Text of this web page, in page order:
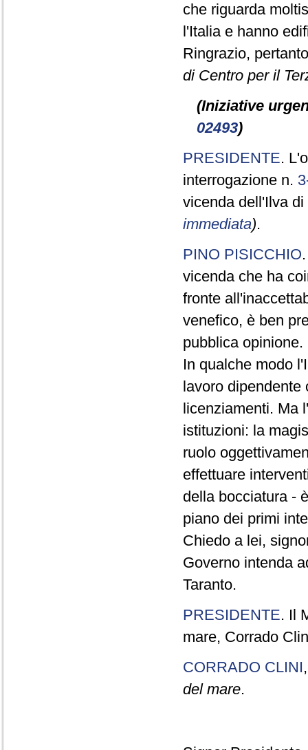
che riguarda
l'Italia e hanno
Ringrazio,
di Centro per il
(Iniziative
02493)
PRESIDENTE.
interrogazione n.
vicenda dell'Ilva
immediata).
PINO PISICCHIO
vicenda che ha
fronte
venefico, è ben
pubblica opinione.
In qualche modo
lavoro dipendente
licenziamenti. Ma
istituzioni: la
ruolo
effettuare
della bocciatura -
piano dei primi
Chiedo a lei,
Governo intenda
Taranto.
PRESIDENTE. Il
mare, Corrado
CORRADO CLINI
del mare.